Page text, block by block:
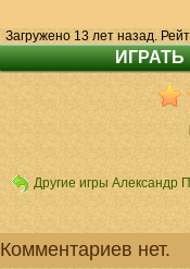
Загружено 13 лет назад.
Другие игры Александр
Комментариев нет.